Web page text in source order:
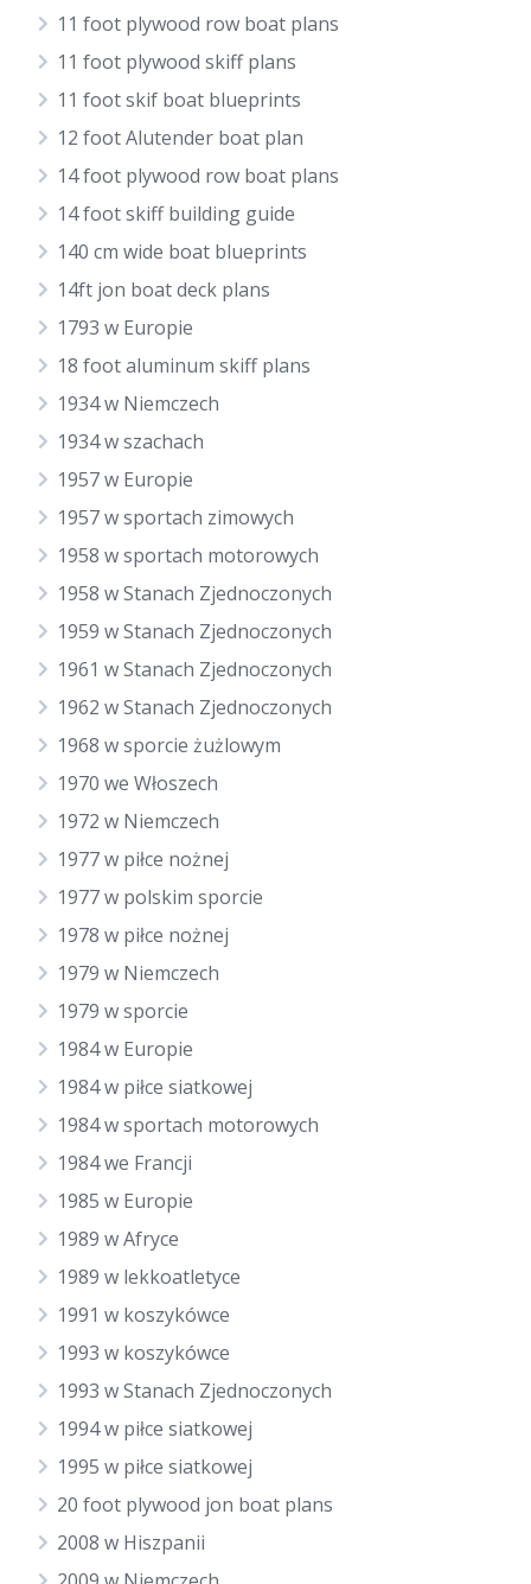
11 foot plywood row boat plans
11 foot plywood skiff plans
11 foot skif boat blueprints
12 foot Alutender boat plan
14 foot plywood row boat plans
14 foot skiff building guide
140 cm wide boat blueprints
14ft jon boat deck plans
1793 w Europie
18 foot aluminum skiff plans
1934 w Niemczech
1934 w szachach
1957 w Europie
1957 w sportach zimowych
1958 w sportach motorowych
1958 w Stanach Zjednoczonych
1959 w Stanach Zjednoczonych
1961 w Stanach Zjednoczonych
1962 w Stanach Zjednoczonych
1968 w sporcie żużlowym
1970 we Włoszech
1972 w Niemczech
1977 w piłce nożnej
1977 w polskim sporcie
1978 w piłce nożnej
1979 w Niemczech
1979 w sporcie
1984 w Europie
1984 w piłce siatkowej
1984 w sportach motorowych
1984 we Francji
1985 w Europie
1989 w Afryce
1989 w lekkoatletyce
1991 w koszykówce
1993 w koszykówce
1993 w Stanach Zjednoczonych
1994 w piłce siatkowej
1995 w piłce siatkowej
20 foot plywood jon boat plans
2008 w Hiszpanii